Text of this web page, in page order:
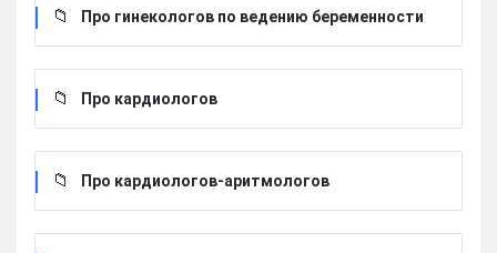
Про гинекологов по ведению беременности
Про кардиологов
Про кардиологов-аритмологов